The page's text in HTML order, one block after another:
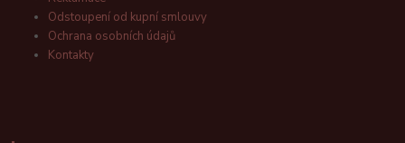
Odstoupení od kupní smlouvy
Ochrana osobních údajů
Kontakty